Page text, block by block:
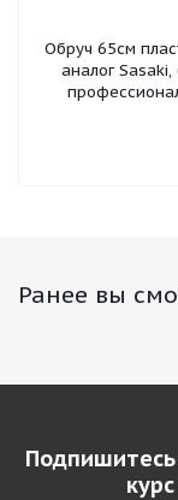
Обруч 65см
аналог
Ранее вы